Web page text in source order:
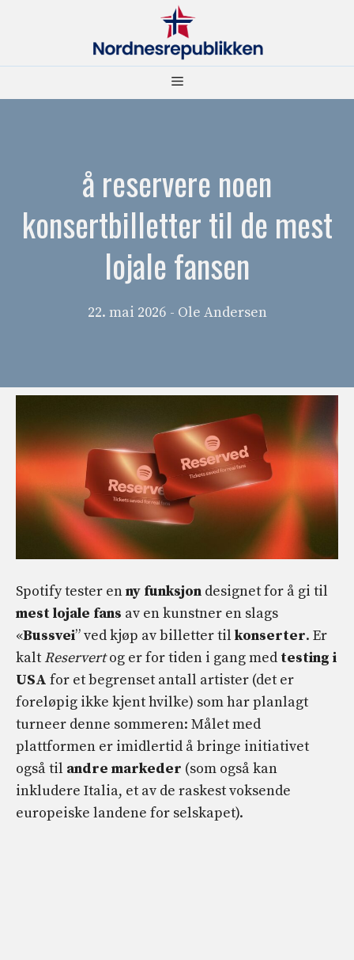
Meny
å reservere noen
konsertbilletter til de mest
lojale fansen
22. mai 2026 - Ole Andersen
Spotify tester enny funksjon designet for å gi til
mest lojale fans av en kunstner en slags
«Bussvei” ved kjøp av billetter til konserter. Er
kalt Reservertog er for tiden i gang med testing i
USA for et begrenset antall artister (det er
foreløpig ikke kjent hvilke) som har planlagt
turneer denne sommeren: Målet med
plattformen er imidlertid å bringe initiativet
også til andre markeder (som også kan
inkludere Italia, et av de raskest voksende
europeiske landene for selskapet).